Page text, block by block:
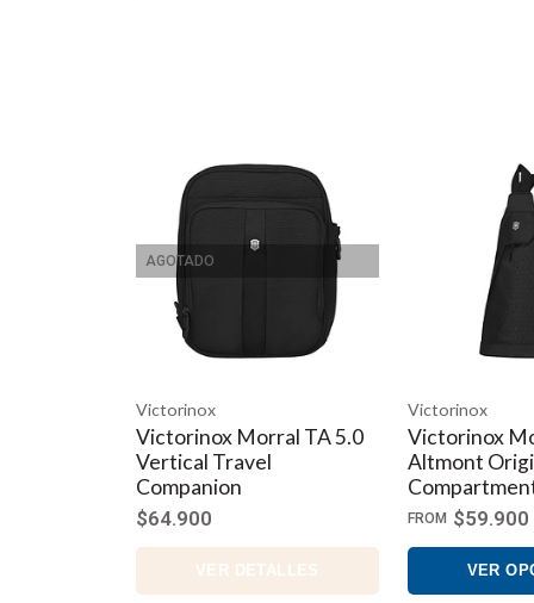
AGOTADO
Victorinox
Victorinox Morral TA 5.0
Vertical Travel
Companion
$64.900
VER DETALLES
Victorinox
Victorinox
Altmont
FROM $59.900
VER